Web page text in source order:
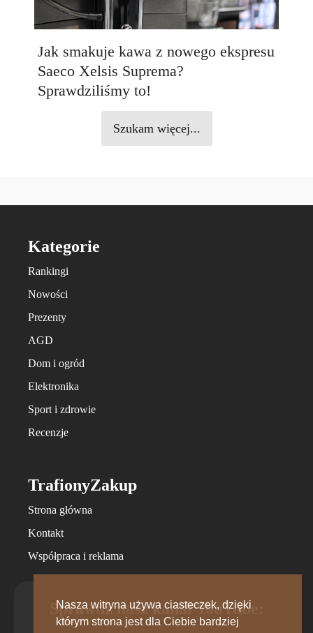
Jak smakuje kawa z nowego ekspresu
Saeco Xelsis Suprema?
Sprawdziliśmy to!
Szukam więcej...
Kategorie
Rankingi
Nowości
Prezenty
AGD
Dom i ogród
Elektronika
Sport i zdrowie
Recenzje
TrafionyZakup
Strona główna
Kontakt
Współpraca i reklama
Sprawdź nasz kanał YouTube:
Nasza witryna używa ciasteczek, dzięki
którym strona jest dla Ciebie bardziej